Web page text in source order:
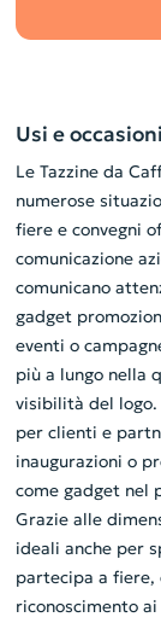
Usi e
Le Tazzine da
numerose
fiere e convegni
comunicazione
comunicano
gadget
eventi o
più a lungo nella
visibilità del logo.
per clienti e
inaugurazioni o
come gadget nel
Grazie alle
ideali anche per
partecipa a fiere,
riconoscimento